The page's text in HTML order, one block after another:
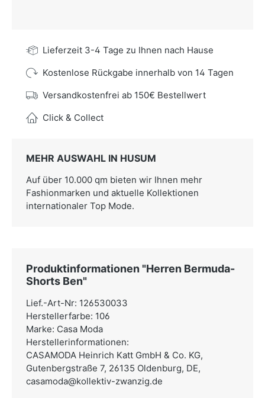
Lieferzeit 3-4 Tage zu Ihnen nach Hause
Kostenlose Rückgabe innerhalb von 14 Tagen
Versandkostenfrei ab 150€ Bestellwert
Click & Collect
MEHR AUSWAHL IN HUSUM
Auf über 10.000 qm bieten wir Ihnen mehr
Fashionmarken und aktuelle Kollektionen
internationaler Top Mode.
Produktinformationen "Herren Bermuda-
Shorts Ben"
Lief.-Art-Nr: 126530033
Herstellerfarbe: 106
Marke: Casa Moda
Herstellerinformationen:
CASAMODA Heinrich Katt GmbH & Co. KG,
Gutenbergstraße 7, 26135 Oldenburg, DE,
casamoda@kollektiv-zwanzig.de